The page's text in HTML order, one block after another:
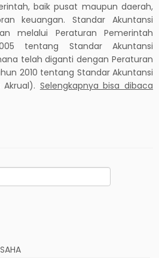
baik pusat maupun daerah,
keuangan. Standar Akuntansi
melalui Peraturan Pemerintah
tentang Standar Akuntansi
telah diganti dengan Peraturan
2010 tentang Standar Akuntansi
Selengkapnya bisa dibaca